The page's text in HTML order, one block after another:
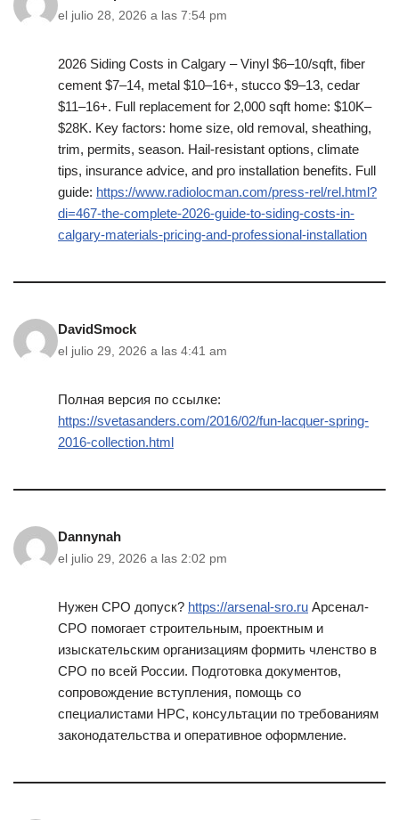
el julio 28, 2026 a las 7:54 pm
2026 Siding Costs in Calgary – Vinyl $6–10/sqft, fiber
cement $7–14, metal $10–16+, stucco $9–13, cedar
$11–16+. Full replacement for 2,000 sqft home: $10K–
$28K. Key factors: home size, old removal, sheathing,
trim, permits, season. Hail-resistant options, climate
tips, insurance advice, and pro installation benefits. Full
guide: https://www.radiolocman.com/press-rel/rel.html?
di=467-the-complete-2026-guide-to-siding-costs-in-
calgary-materials-pricing-and-professional-installation
DavidSmock
el julio 29, 2026 a las 4:41 am
Полная версия по ссылке:
https://svetasanders.com/2016/02/fun-lacquer-spring-
2016-collection.html
Dannynah
el julio 29, 2026 a las 2:02 pm
Нужен СРО допуск? https://arsenal-sro.ru Арсенал-
СРО помогает строительным, проектным и
изыскательским организациям формить членство в
СРО по всей России. Подготовка документов,
сопровождение вступления, помощь со
специалистами НРС, консультации по требованиям
законодательства и оперативное оформление.